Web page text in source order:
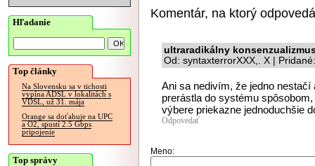
Hľadanie
Top články
Na Slovensku sa v tichosti
vypína ADSL v lokalitách s
VDSL, už 31. mája
Orange sa doťahuje na UPC
a O2, spustí 2.5 Gbps
pripojenie
Top správy
Komentár, na ktorý
ultraradikálny
Od: syntaxterrorXXX,. X |
Ani sa nedivím, že jedno nestačí
prerástla do systému
výbere priekazne jednoduchšie
Odpovedať
Meno: